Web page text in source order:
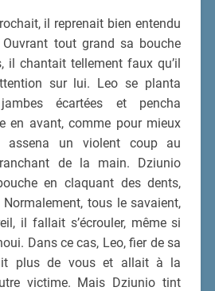
il reprenait bien entendu
tout grand sa bouche
il chantait tellement faux qu’il
sur lui. Leo se planta
écartées et pencha
en avant, comme pour mieux
assena un violent coup au
de la main. Dziunio
en claquant des dents,
tous le savaient,
il fallait s’écrouler, même si
Dans ce cas, Leo, fier de sa
plus de vous et allait à la
victime. Mais Dziunio tint